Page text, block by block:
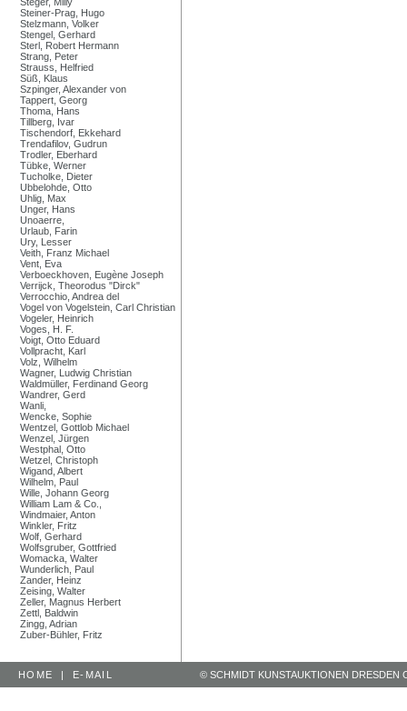
Steiner-Prag, Hugo
Stelzmann, Volker
Stengel, Gerhard
Sterl, Robert Hermann
Strang, Peter
Strauss, Helfried
Süß, Klaus
Szpinger, Alexander von
Tappert, Georg
Thoma, Hans
Tillberg, Ivar
Tischendorf, Ekkehard
Trendafilov, Gudrun
Trodler, Eberhard
Tübke, Werner
Tucholke, Dieter
Ubbelohde, Otto
Uhlig, Max
Unger, Hans
Unoaerre,
Urlaub, Farin
Ury, Lesser
Veith, Franz Michael
Vent, Eva
Verboeckhoven, Eugène Joseph
Verrijck, Theorodus "Dirck"
Verrocchio, Andrea del
Vogel von Vogelstein, Carl Christian
Vogeler, Heinrich
Voges, H. F.
Voigt, Otto Eduard
Vollpracht, Karl
Volz, Wilhelm
Wagner, Ludwig Christian
Waldmüller, Ferdinand Georg
Wandrer, Gerd
Wanli,
Wencke, Sophie
Wentzel, Gottlob Michael
Wenzel, Jürgen
Westphal, Otto
Wetzel, Christoph
Wigand, Albert
Wilhelm, Paul
Wille, Johann Georg
William Lam & Co.,
Windmaier, Anton
Winkler, Fritz
Wolf, Gerhard
Wolfsgruber, Gottfried
Womacka, Walter
Wunderlich, Paul
Zander, Heinz
Zeising, Walter
Zeller, Magnus Herbert
Zettl, Baldwin
Zingg, Adrian
Zuber-Bühler, Fritz
HOME | E-MAIL © SCHMIDT KUNSTAUKTIONEN DRESDEN